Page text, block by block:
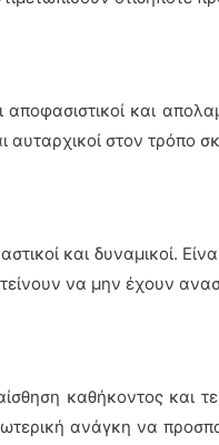
αποφασιστικοί και
αυταρχικοί στον
και δυναμικοί.
να μην έχουν
καθήκοντος και
ανάγκη να